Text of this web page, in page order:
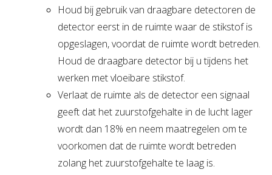
Houd bij gebruik van draagbare detectoren de
detector eerst in de ruimte waar de stikstof is
opgeslagen, voordat de ruimte wordt betreden.
Houd de draagbare detector bij u tijdens het
werken met vloeibare stikstof.
Verlaat de ruimte als de detector een signaal
geeft dat het zuurstofgehalte in de lucht lager
wordt dan 18% en neem maatregelen om te
voorkomen dat de ruimte wordt betreden
zolang het zuurstofgehalte te laag is.